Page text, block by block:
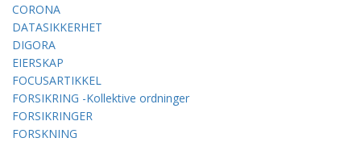
CORONA
DATASIKKERHET
DIGORA
EIERSKAP
FOCUSARTIKKEL
FORSIKRING -Kollektive ordninger
FORSIKRINGER
FORSKNING